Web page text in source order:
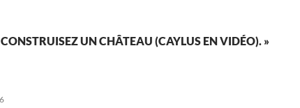
UN CHÂTEAU (CAYLUS EN VIDÉO). »